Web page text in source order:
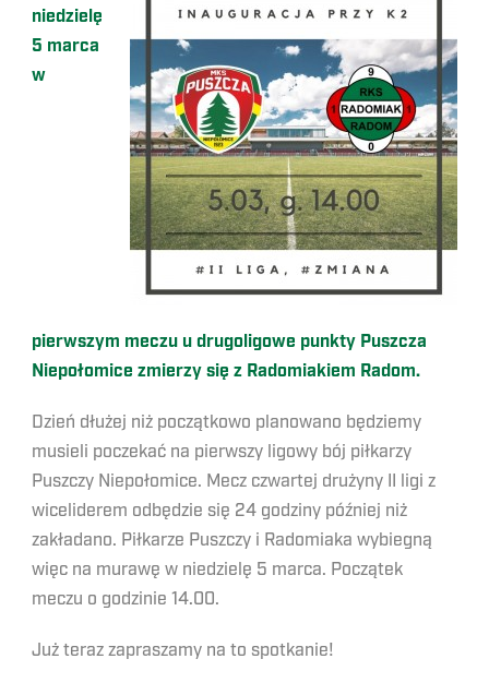
niedzielę
5 marca
w
pierwszym meczu u drugoligowe punkty Puszcza
Niepołomice zmierzy się z Radomiakiem Radom.
Dzień dłużej niż początkowo planowano będziemy
musieli poczekać na pierwszy ligowy bój piłkarzy
Puszczy Niepołomice. Mecz czwartej drużyny II ligi z
wiceliderem odbędzie się 24 godziny później niż
zakładano. Piłkarze Puszczy i Radomiaka wybiegną
więc na murawę w niedzielę 5 marca. Początek
meczu o godzinie 14.00.
Już teraz zapraszamy na to spotkanie!